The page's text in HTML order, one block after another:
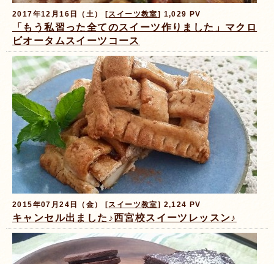
2017年12月16日（土） [スイーツ教室] 1,029 PV
「もう私習った全てのスイーツ作りました」マクロ
ビオータムスイーツコース
2015年07月24日（金） [スイーツ教室] 2,124 PV
キャンセル出ました♪西宮校スイーツレッスン♪